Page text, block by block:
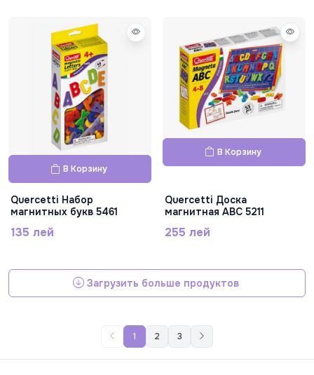
В Корзину
Quercetti Набор
магнитных букв 5461
135 лей
В Корзину
Quercetti Доска
магнитная ABC 5211
255 лей
Загрузить больше продуктов
1 2 3